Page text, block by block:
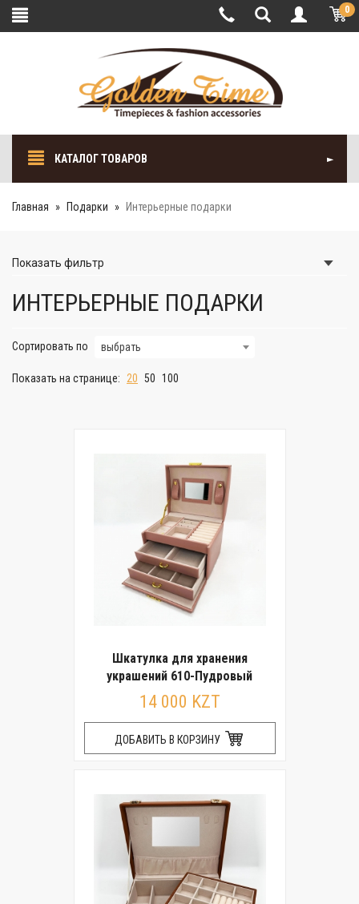
0
КАТАЛОГ ТОВАРОВ
Главная Подарки Интерьерные подарки
Показать фильтр
ИНТЕРЬЕРНЫЕ ПОДАРКИ
Сортировать по выбрать
Показать на странице: 20 50 100
Шкатулка для хранения
украшений 610-Пудровый
14 000 KZT
ДОБАВИТЬ В КОРЗИНУ